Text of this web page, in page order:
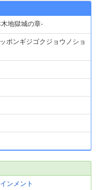
地獄城の章-
ポンギジゴクジョウノショ
ンメント